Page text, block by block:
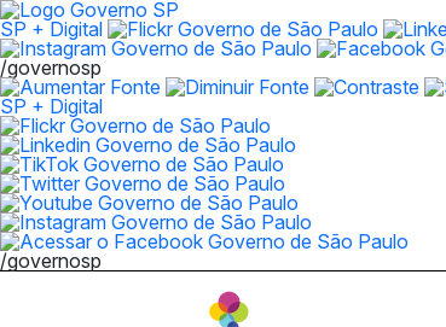
SP + Digital
/governosp
SP + Digital
/governosp